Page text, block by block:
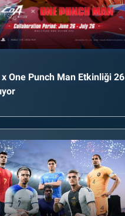
One Punch Man Etkinliği 26